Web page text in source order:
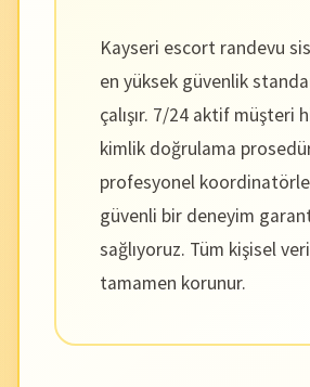
Kayseri escort randevu
en yüksek güvenlik
çalışır. 7/24 aktif müşteri
kimlik doğrulama
profesyonel
güvenli bir deneyim
sağlıyoruz. Tüm kişisel
tamamen korunur.